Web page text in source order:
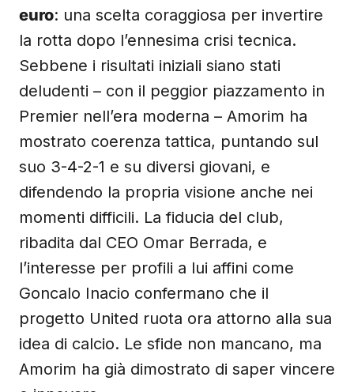
euro: una scelta coraggiosa per invertire
la rotta dopo l’ennesima crisi tecnica.
Sebbene i risultati iniziali siano stati
deludenti – con il peggior piazzamento in
Premier nell’era moderna – Amorim ha
mostrato coerenza tattica, puntando sul
suo 3-4-2-1 e su diversi giovani, e
difendendo la propria visione anche nei
momenti difficili. La fiducia del club,
ribadita dal CEO Omar Berrada, e
l’interesse per profili a lui affini come
Goncalo Inacio confermano che il
progetto United ruota ora attorno alla sua
idea di calcio. Le sfide non mancano, ma
Amorim ha già dimostrato di saper vincere